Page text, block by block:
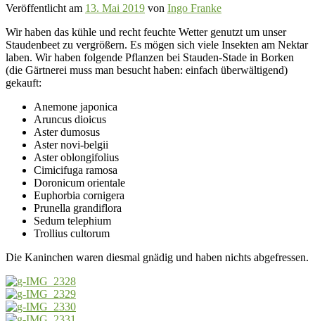
Veröffentlicht am 13. Mai 2019 von Ingo Franke
Wir haben das kühle und recht feuchte Wetter genutzt um unser
Staudenbeet zu vergrößern. Es mögen sich viele Insekten am Nektar
laben. Wir haben folgende Pflanzen bei Stauden-Stade in Borken
(die Gärtnerei muss man besucht haben: einfach überwältigend)
gekauft:
Anemone japonica
Aruncus dioicus
Aster dumosus
Aster novi-belgii
Aster oblongifolius
Cimicifuga ramosa
Doronicum orientale
Euphorbia cornigera
Prunella grandiflora
Sedum telephium
Trollius cultorum
Die Kaninchen waren diesmal gnädig und haben nichts abgefressen.